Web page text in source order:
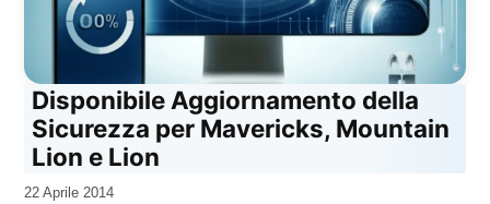
Disponibile Aggiornamento della
Sicurezza per Mavericks, Mountain
Lion e Lion
da
22 Aprile 2014